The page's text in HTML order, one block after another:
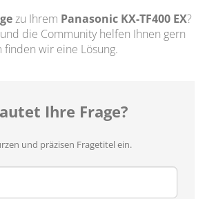
zu Ihrem Panasonic KX-TF400 EX?
die Community helfen Ihnen gern
wir eine Lösung.
Ihre Frage?
und präzisen Fragetitel ein.